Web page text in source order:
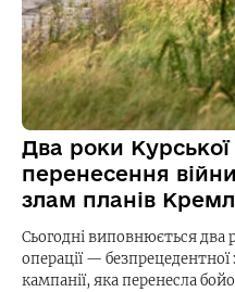
Два роки Курської
перенесення
злам планів
Сьогодні виповнюється два
операції —
кампанії, яка перенесла